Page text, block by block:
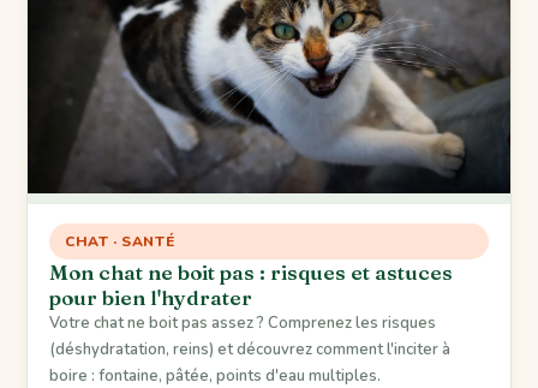
CHAT · SANTÉ
Mon chat ne boit pas : risques et astuces
pour bien l'hydrater
Votre chat ne boit pas assez ? Comprenez les risques
(déshydratation, reins) et découvrez comment l'inciter à
boire : fontaine, pâtée, points d'eau multiples.